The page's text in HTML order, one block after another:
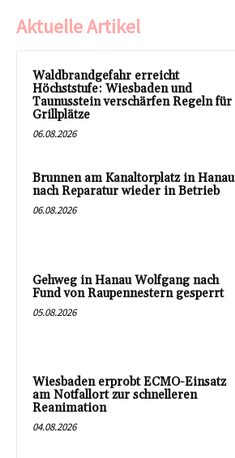
Aktuelle Artikel
Waldbrandgefahr erreicht
Höchststufe: Wiesbaden und
Taunusstein verschärfen Regeln für
Grillplätze
06.08.2026
Brunnen am Kanaltorplatz in Hanau
nach Reparatur wieder in Betrieb
06.08.2026
Gehweg in Hanau Wolfgang nach
Fund von Raupennestern gesperrt
05.08.2026
Wiesbaden erprobt ECMO-Einsatz
am Notfallort zur schnelleren
Reanimation
04.08.2026